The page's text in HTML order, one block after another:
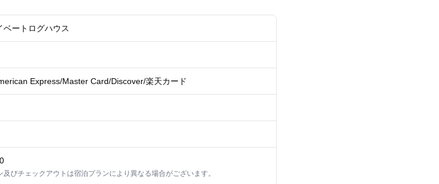
ベートログハウス
Express/Master Card/Discover/楽天カード
びチェックアウトは宿泊プランにより異なる場合がございます。